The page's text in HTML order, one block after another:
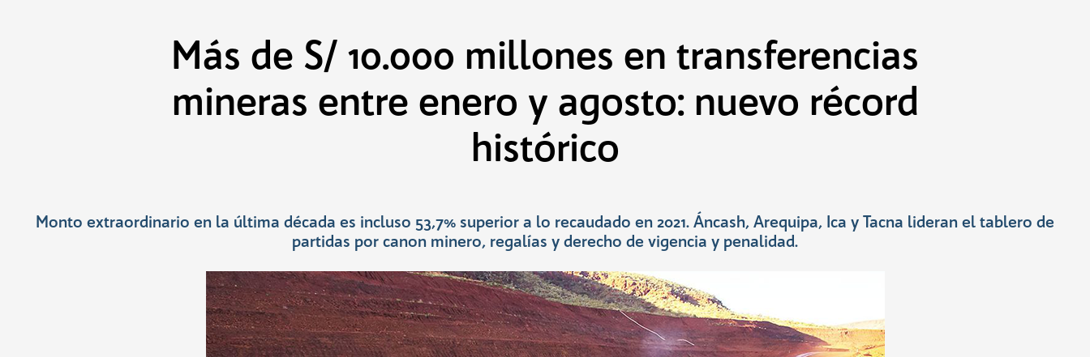
Más de S/ 10.000 millones en transferencias
mineras entre enero y agosto: nuevo récord
histórico
Monto extraordinario en la última década es incluso 53,7% superior a lo recaudado en 2021. Áncash, Arequipa, Ica y Tacna lideran el tablero de
partidas por canon minero, regalías y derecho de vigencia y penalidad.